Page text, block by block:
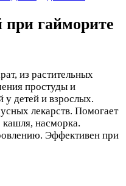
при гайморите
из растительных
простуды и
у детей и взрослых.
лекарств. Помогает
кашля, насморка.
Эффективен при